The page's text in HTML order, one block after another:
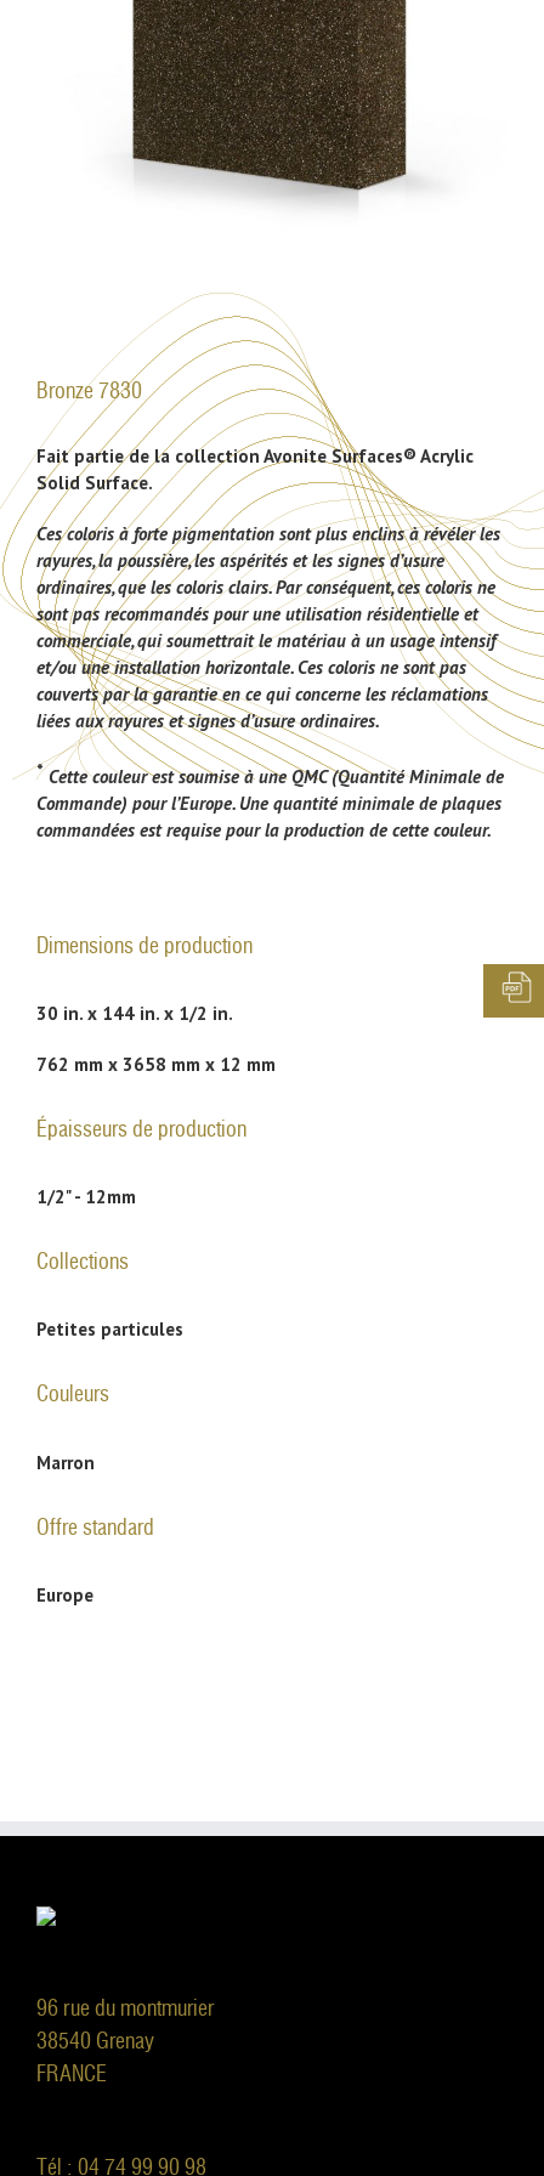
Bronze 7830
Fait partie de la collection Avonite Surfaces® Acrylic
Solid Surface.
Ces coloris à forte pigmentation sont plus enclins à révéler les
rayures, la poussière, les aspérités et les signes d’usure
ordinaires, que les coloris clairs. Par conséquent, ces coloris ne
sont pas recommandés pour une utilisation résidentielle et
commerciale, qui soumettrait le matériau à un usage intensif
et/ou une installation horizontale. Ces coloris ne sont pas
couverts par la garantie en ce qui concerne les réclamations
liées aux rayures et signes d’usure ordinaires.
*Cette couleur est soumise à une QMC (Quantité Minimale de
Commande) pour l’Europe. Une quantité minimale de plaques
commandées est requise pour la production de cette couleur.
Dimensions de production
30 in. x 144 in. x 1/2 in.
762 mm x 3658 mm x 12 mm
Épaisseurs de production
1/2" - 12mm
Collections
Petites particules
Couleurs
Marron
Offre standard
Europe
96 rue du montmurier
38540 Grenay
FRANCE
Tél : 04 74 99 90 98